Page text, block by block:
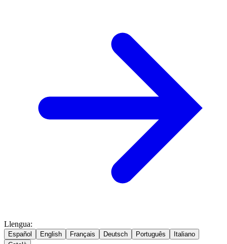
Llengua:
Español English Français Deutsch Português
Italiano